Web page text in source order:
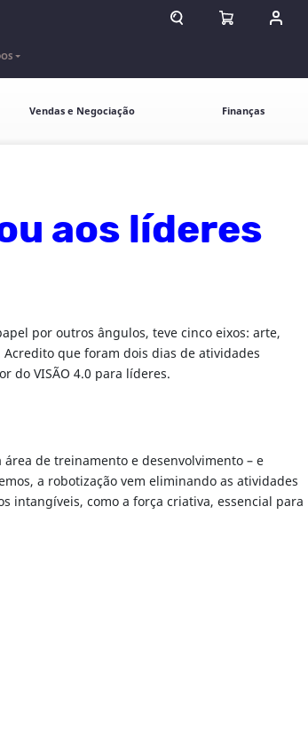
ABRIR CAMPO DE
ABRIR
Vendas e Negociação Finanças
aos líderes
por outros ângulos, teve cinco eixos: arte,
que foram dois dias de atividades
do VISÃO 4.0 para líderes.
de treinamento e desenvolvimento – e
a robotização vem eliminando as atividades
intangíveis, como a força criativa, essencial para